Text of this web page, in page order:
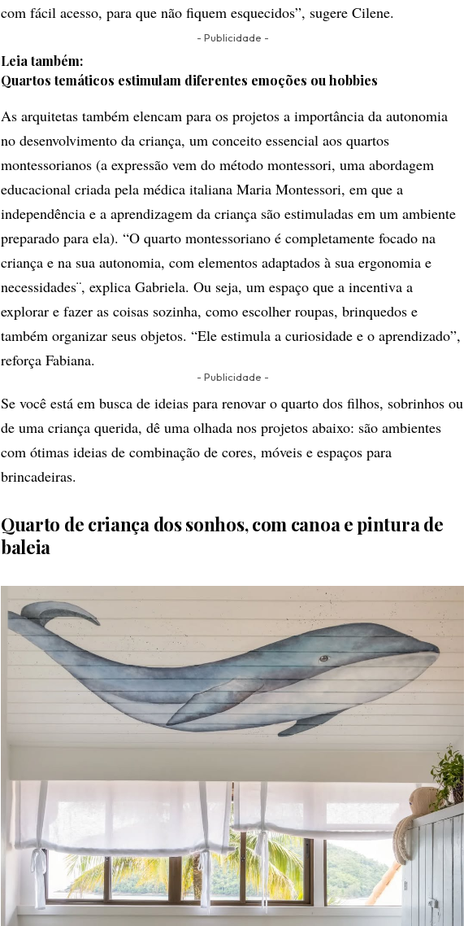
com fácil acesso, para que não fiquem esquecidos”, sugere Cilene.
- Publicidade -
Leia também:
Quartos temáticos estimulam diferentes emoções ou hobbies
As arquitetas também elencam para os projetos a importância da autonomia
no desenvolvimento da criança, um conceito essencial aos quartos
montessorianos (a expressão vem do método montessori, uma abordagem
educacional criada pela médica italiana Maria Montessori, em que a
independência e a aprendizagem da criança são estimuladas em um ambiente
preparado para ela). “O quarto montessoriano é completamente focado na
criança e na sua autonomia, com elementos adaptados à sua ergonomia e
necessidades¨, explica Gabriela. Ou seja, um espaço que a incentiva a
explorar e fazer as coisas sozinha, como escolher roupas, brinquedos e
também organizar seus objetos. “Ele estimula a curiosidade e o aprendizado”,
reforça Fabiana.
- Publicidade -
Se você está em busca de ideias para renovar o quarto dos filhos, sobrinhos ou
de uma criança querida, dê uma olhada nos projetos abaixo: são ambientes
com ótimas ideias de combinação de cores, móveis e espaços para
brincadeiras.
Quarto de criança dos sonhos, com canoa e pintura de
baleia